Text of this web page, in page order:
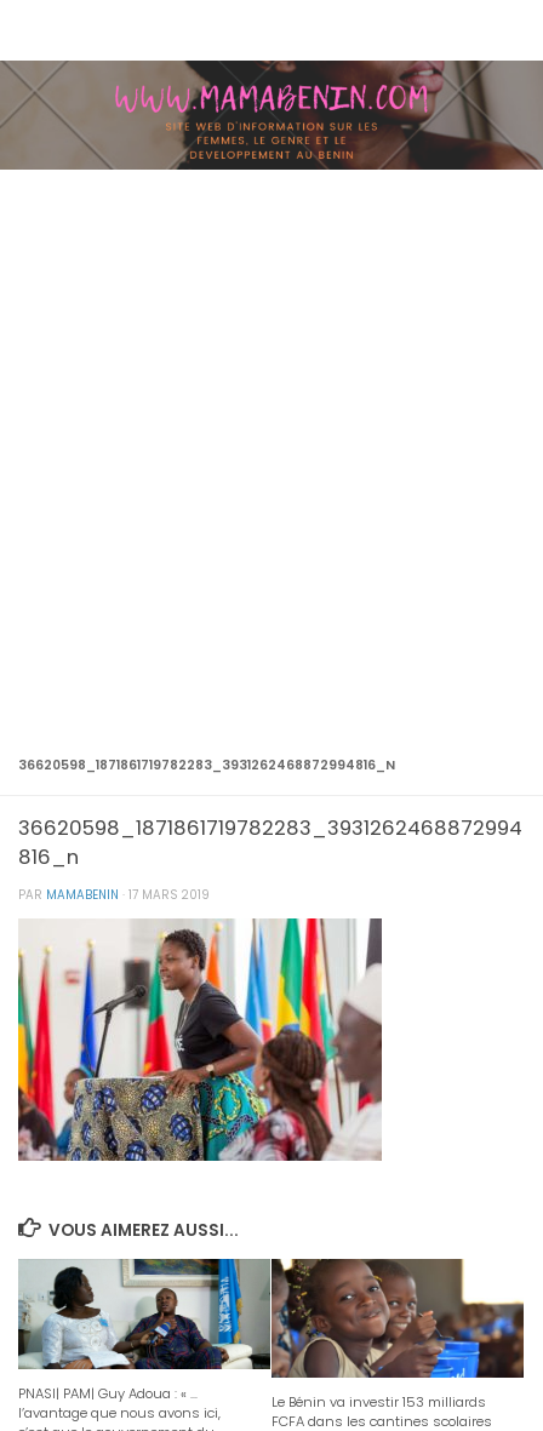
36620598_1871861719782283_3931262468872994816_N
36620598_1871861719782283_3931262468872994
816_n
PAR MAMABENIN · 17 MARS 2019
VOUS AIMEREZ AUSSI...
PNASI| PAM| Guy Adoua : « …
l’avantage que nous avons ici,
Le Bénin va investir 153 milliards
FCFA dans les cantines scolaires